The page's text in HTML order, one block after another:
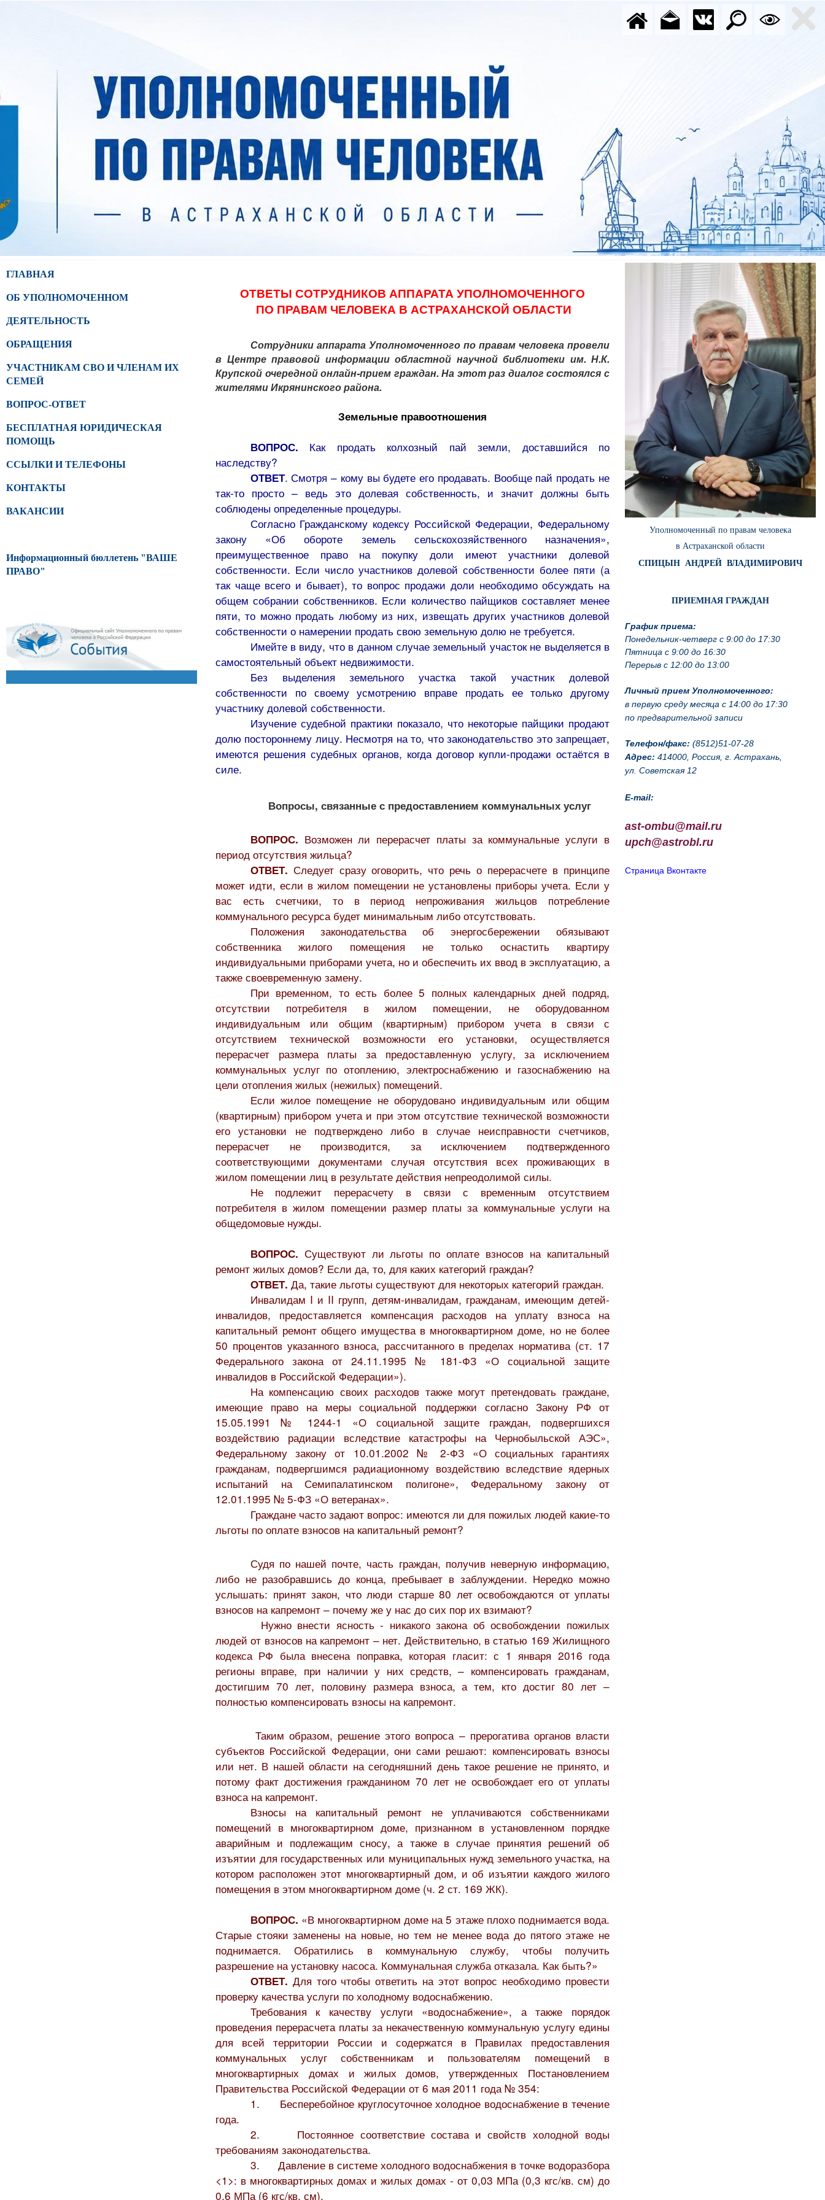
ГЛАВНАЯ
ОБ УПОЛНОМОЧЕННОМ
ДЕЯТЕЛЬНОСТЬ
ОБРАЩЕНИЯ
УЧАСТНИКАМ СВО И ЧЛЕНАМ ИХ
СЕМЕЙ
ВОПРОС-ОТВЕТ
БЕСПЛАТНАЯ ЮРИДИЧЕСКАЯ
ПОМОЩЬ
ССЫЛКИ И ТЕЛЕФОНЫ
КОНТАКТЫ
ВАКАНСИИ
Информационный бюллетень "ВАШЕ
ПРАВО"
Уполномоченный по правам человека
в Астраханской области
СПИЦЫН АНДРЕЙ ВЛАДИМИРОВИЧ
ПРИЕМНАЯ ГРАЖДАН
График приема:
Понедельник-четверг с 9:00 до 17:30
Пятница с 9:00 до 16:30
Перерыв с 12:00 до 13:00
Личный прием Уполномоченного:
в первую среду месяца с 14:00 до 17:30
по предварительной записи
Телефон/факс: (8512)51-07-28
Адрес: 414000, Россия, г. Астрахань,
ул. Советская 12
E-mail:
ast-ombu@mail.ru
upch@astrobl.ru
Страница Вконтакте
ОТВЕТЫ СОТРУДНИКОВ АППАРАТА УПОЛНОМОЧЕННОГО
ПО ПРАВАМ ЧЕЛОВЕКА В АСТРАХАНСКОЙ ОБЛАСТИ
Сотрудники аппарата Уполномоченного по правам человека провели
в Центре правовой информации областной научной библиотеки им. Н.К.
Крупской очередной онлайн-прием граждан. На этот раз диалог состоялся с
жителями Икрянинского района.
Земельные правоотношения
ВОПРОС. Как продать колхозный пай земли, доставшийся по
наследству?
ОТВЕТ. Смотря – кому вы будете его продавать. Вообще пай продать не
так-то просто – ведь это долевая собственность, и значит должны быть
соблюдены определенные процедуры.
Согласно Гражданскому кодексу Российской Федерации, Федеральному
закону «Об обороте земель сельскохозяйственного назначения»,
преимущественное право на покупку доли имеют участники долевой
собственности. Если число участников долевой собственности более пяти (а
так чаще всего и бывает), то вопрос продажи доли необходимо обсуждать на
общем собрании собственников. Если количество пайщиков составляет менее
пяти, то можно продать любому из них, извещать других участников долевой
собственности о намерении продать свою земельную долю не требуется.
Имейте в виду, что в данном случае земельный участок не выделяется в
самостоятельный объект недвижимости.
Без выделения земельного участка такой участник долевой
собственности по своему усмотрению вправе продать ее только другому
участнику долевой собственности.
Изучение судебной практики показало, что некоторые пайщики продают
долю постороннему лицу. Несмотря на то, что законодательство это запрещает,
имеются решения судебных органов, когда договор купли-продажи остаётся в
силе.
Вопросы, связанные с предоставлением коммунальных услуг
ВОПРОС. Возможен ли перерасчет платы за коммунальные услуги в
период отсутствия жильца?
ОТВЕТ. Следует сразу оговорить, что речь о перерасчете в принципе
может идти, если в жилом помещении не установлены приборы учета. Если у
вас есть счетчики, то в период непроживания жильцов потребление
коммунального ресурса будет минимальным либо отсутствовать.
Положения законодательства об энергосбережении обязывают
собственника жилого помещения не только оснастить квартиру
индивидуальными приборами учета, но и обеспечить их ввод в эксплуатацию, а
также своевременную замену.
При временном, то есть более 5 полных календарных дней подряд,
отсутствии потребителя в жилом помещении, не оборудованном
индивидуальным или общим (квартирным) прибором учета в связи с
отсутствием технической возможности его установки, осуществляется
перерасчет размера платы за предоставленную услугу, за исключением
коммунальных услуг по отоплению, электроснабжению и газоснабжению на
цели отопления жилых (нежилых) помещений.
Если жилое помещение не оборудовано индивидуальным или общим
(квартирным) прибором учета и при этом отсутствие технической возможности
его установки не подтверждено либо в случае неисправности счетчиков,
перерасчет не производится, за исключением подтвержденного
соответствующими документами случая отсутствия всех проживающих в
жилом помещении лиц в результате действия непреодолимой силы.
Не подлежит перерасчету в связи с временным отсутствием
потребителя в жилом помещении размер платы за коммунальные услуги на
общедомовые нужды.
ВОПРОС. Существуют ли льготы по оплате взносов на капитальный
ремонт жилых домов? Если да, то, для каких категорий граждан?
ОТВЕТ. Да, такие льготы существуют для некоторых категорий граждан.
Инвалидам I и II групп, детям-инвалидам, гражданам, имеющим детей-
инвалидов, предоставляется компенсация расходов на уплату взноса на
капитальный ремонт общего имущества в многоквартирном доме, но не более
50 процентов указанного взноса, рассчитанного в пределах норматива (ст. 17
Федерального закона от 24.11.1995 № 181-ФЗ «О социальной защите
инвалидов в Российской Федерации»).
На компенсацию своих расходов также могут претендовать граждане,
имеющие право на меры социальной поддержки согласно Закону РФ от
15.05.1991 № 1244-1
«О социальной защите граждан, подвергшихся
воздействию радиации вследствие катастрофы на Чернобыльской АЭС»,
Федеральному закону от 10.01.2002 № 2-ФЗ «О социальных гарантиях
гражданам, подвергшимся радиационному воздействию вследствие ядерных
испытаний на Семипалатинском полигоне», Федеральному закону от
12.01.1995 № 5-ФЗ «О ветеранах».
Граждане часто задают вопрос: имеются ли для пожилых людей какие-то
льготы по оплате взносов на капитальный ремонт?
Судя по нашей почте, часть граждан, получив неверную информацию,
либо не разобравшись до конца, пребывает в заблуждении. Нередко можно
услышать: принят закон, что люди старше 80 лет освобождаются от уплаты
взносов на капремонт – почему же у нас до сих пор их взимают?
Нужно внести ясность - никакого закона об освобождении пожилых
людей от взносов на капремонт – нет. Действительно, в статью 169 Жилищного
кодекса РФ была внесена поправка, которая гласит: с 1 января 2016 года
регионы вправе, при наличии у них средств, – компенсировать гражданам,
достигшим 70 лет, половину размера взноса, а тем, кто достиг 80 лет –
полностью компенсировать взносы на капремонт.
Таким образом, решение этого вопроса – прерогатива органов власти
субъектов Российской Федерации, они сами решают: компенсировать взносы
или нет. В нашей области на сегодняшний день такое решение не принято, и
потому факт достижения гражданином 70 лет не освобождает его от уплаты
взноса на капремонт.
Взносы на капитальный ремонт не уплачиваются собственниками
помещений в многоквартирном доме, признанном в установленном порядке
аварийным и подлежащим сносу, а также в случае принятия решений об
изъятии для государственных или муниципальных нужд земельного участка, на
котором расположен этот многоквартирный дом, и об изъятии каждого жилого
помещения в этом многоквартирном доме (ч. 2 ст. 169 ЖК).
ВОПРОС. «В многоквартирном доме на 5 этаже плохо поднимается вода.
Старые стояки заменены на новые, но тем не менее вода до пятого этаже не
поднимается. Обратились в коммунальную службу, чтобы получить
разрешение на установку насоса. Коммунальная служба отказала. Как быть?»
ОТВЕТ. Для того чтобы ответить на этот вопрос необходимо провести
проверку качества услуги по холодному водоснабжению.
Требования к качеству услуги «водоснабжение», а также порядок
проведения перерасчета платы за некачественную коммунальную услугу едины
для всей территории России и содержатся в Правилах предоставления
коммунальных услуг собственникам и пользователям помещений в
многоквартирных домах и жилых домов, утвержденных Постановлением
Правительства Российской Федерации от 6 мая 2011 года № 354:
1. Бесперебойное круглосуточное холодное водоснабжение в течение
года.
2. Постоянное соответствие состава и свойств холодной воды
требованиям законодательства.
3. Давление в системе холодного водоснабжения в точке водоразбора
<1>: в многоквартирных домах и жилых домах - от 0,03 МПа (0,3 кгс/кв. см) до
0,6 МПа (6 кгс/кв. см).